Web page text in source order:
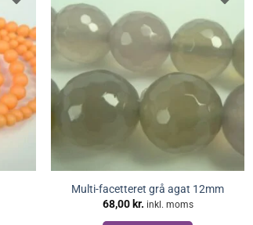
Multi-facetteret grå agat 12mm
68,00 kr. inkl. moms